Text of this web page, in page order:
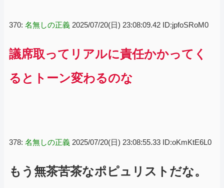
370: 名無しの正義 2025/07/20(日) 23:08:09.42 ID:jpfoSRoM0
議席取ってリアルに責任かかってく
るとトーン変わるのな
378: 名無しの正義 2025/07/20(日) 23:08:55.33 ID:oKmKtE6L0
もう無茶苦茶なポピュリストだな。